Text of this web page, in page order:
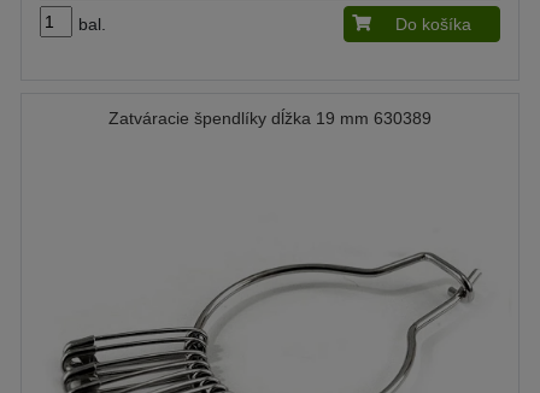
bal. Do košíka
Zatváracie špendlíky dĺžka 19 mm 630389